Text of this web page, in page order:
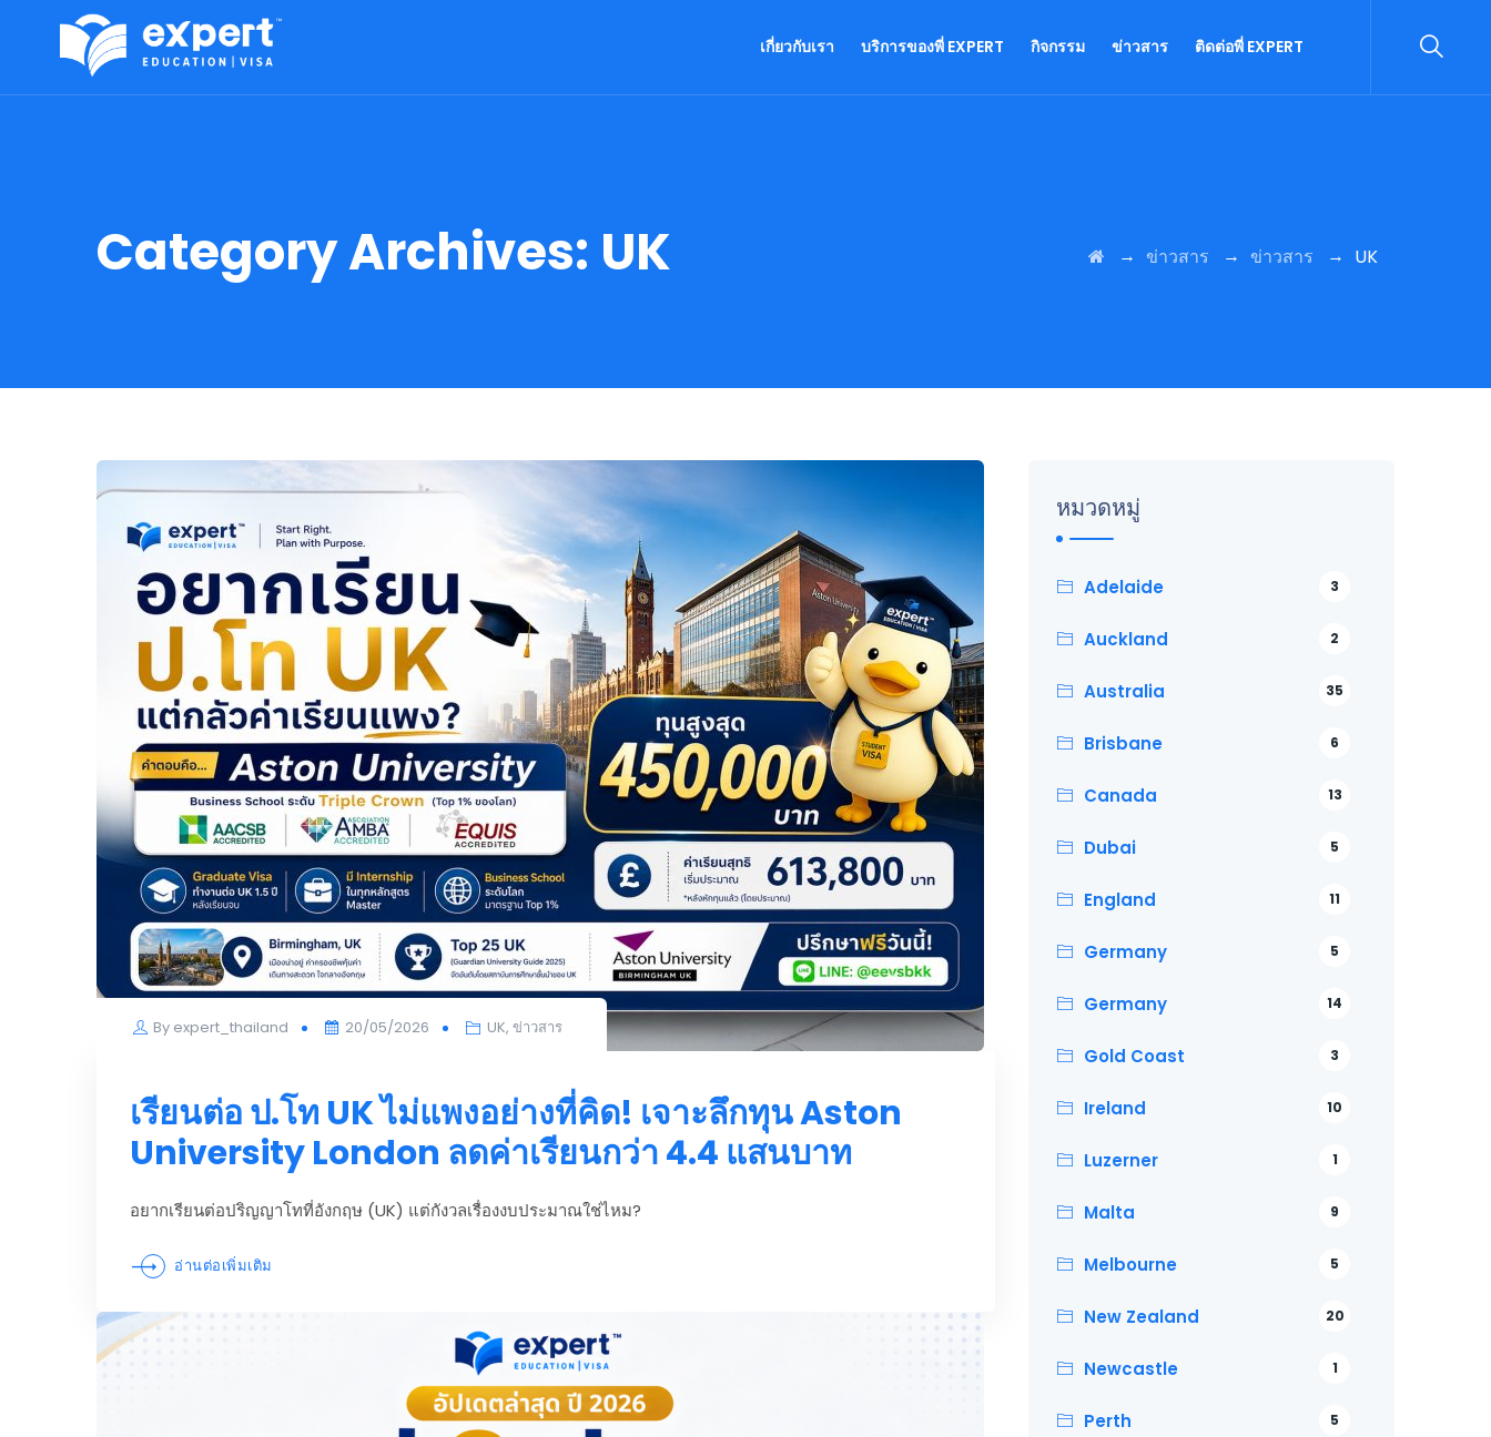
เกี่ยวกับเรา บริการของพี่ EXPERT กิจกรรม ข่าวสาร ติดต่อพี่ EXPERT
Category Archives: UK → ข่าวสาร → ข่าวสาร → UK
By expert_thailand
Posted
20/05/2026 UK, ข่าวสาร
เรียนต่อ ป.โท UK ไม่แพงอย่างที่คิด! เจาะลึกทุน Aston
University London ลดค่าเรียนกว่า 4.4 แสนบาท
อยากเรียนต่อปริญญาโทที่อังกฤษ (UK) แต่กังวลเรื่องงบประมาณใช่ไหม?
อ่านต่อเพิ่มเติม
หมวดหมู่
Adelaide 3
Auckland 2
Australia 35
Brisbane 6
Canada 13
Dubai 5
England 11
Germany 5
Germany 14
Gold Coast 3
Ireland 10
Luzerner 1
Malta 9
Melbourne 5
New Zealand 20
Newcastle 1
Perth 5